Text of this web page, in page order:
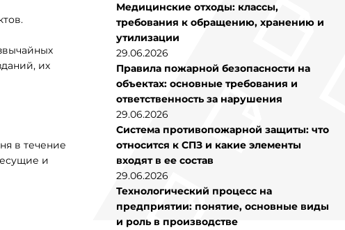
их
в течение
и
Медицинские отходы: классы,
требования к обращению, хранению и
утилизации
29.06.2026
Правила пожарной безопасности на
объектах: основные требования и
ответственность за нарушения
29.06.2026
Система противопожарной защиты: что
относится к СПЗ и какие элементы
входят в ее состав
29.06.2026
Технологический процесс на
предприятии: понятие, основные виды
и роль в производстве